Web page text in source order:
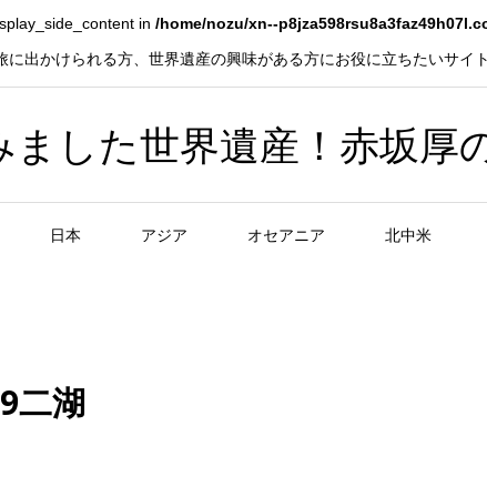
in /home/nozu/xn--
に出かけられる方、世界遺産の興味がある方にお役に立ちたいサイ
ました世界遺産！赤坂
日本 アジア オセアニア 北中米
二湖